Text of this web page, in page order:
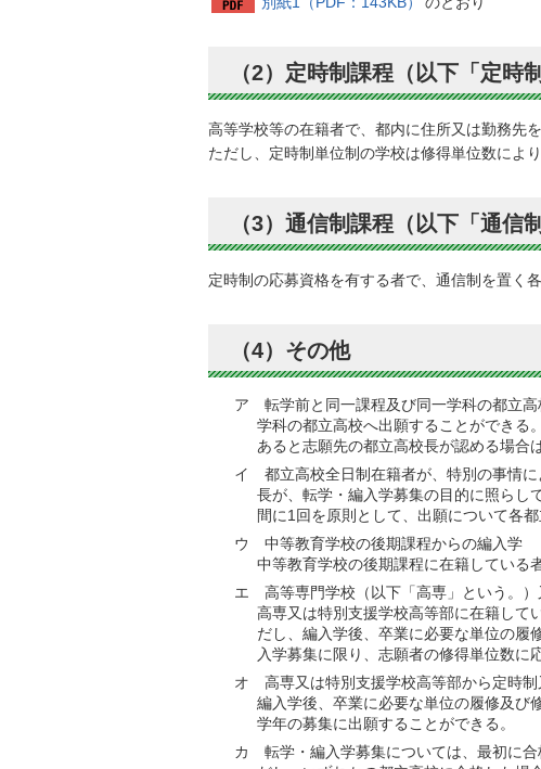
（2）定時制課程（以下「定時
高等学校等の在籍者で、都内に住所又は勤務先
ただし、定時制単位制の学校は修得単位数によ
（3）通信制課程（以下「通信
定時制の応募資格を有する者で、通信制を置く
（4）その他
ア 転学前と同一課程及び同一学科の都立高
学科の都立高校へ出願することができる
あると志願先の都立高校長が認める場合
イ 都立高校全日制在籍者が、特別の事情に
長が、転学・編入学募集の目的に照らし
間に1回を原則として、出願について各
ウ 中等教育学校の後期課程からの編入学
中等教育学校の後期課程に在籍している
エ 高等専門学校（以下「高専」という。
高専又は特別支援学校高等部に在籍して
だし、編入学後、卒業に必要な単位の履
入学募集に限り、志願者の修得単位数に
オ 高専又は特別支援学校高等部から定時制
編入学後、卒業に必要な単位の履修及び
学年の募集に出願することができる。
カ 転学・編入学募集については、最初に合